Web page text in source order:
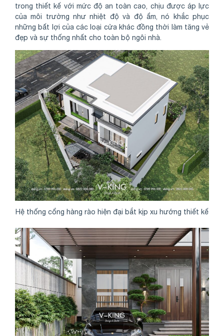
trong thiết kế với mức độ an toàn cao, chịu được áp lực
của môi trường như nhiệt độ và độ ẩm, nó khắc phục
những bất lợi của các loại cửa khác đồng thời làm tăng vẻ
đẹp và sự thống nhất cho toàn bộ ngôi nhà.
Hệ thống cổng hàng rào hiện đại bắt kịp xu hướng thiết kế